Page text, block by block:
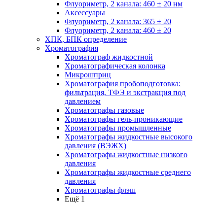
Флуориметр, 2 канала: 460 ± 20 нм
Аксессуары
Флуориметр, 2 канала: 365 ± 20
Флуориметр, 2 канала: 460 ± 20
ХПК, БПК определение
Хроматография
Хроматограф жидкостной
Хроматографическая колонка
Микрошприц
Хроматография пробоподготовка:
фильтрация, ТФЭ и экстракция под
давлением
Хроматографы газовые
Хроматографы гель-проникающие
Хроматографы промышленные
Хроматографы жидкостные высокого
давления (ВЭЖХ)
Хроматографы жидкостные низкого
давления
Хроматографы жидкостные среднего
давления
Хроматографы флэш
Ещё 1